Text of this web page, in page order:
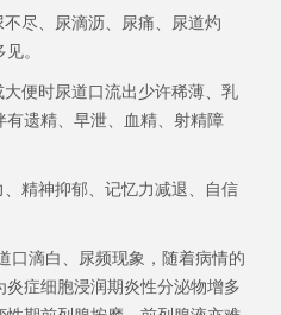
尽、尿滴沥、尿痛、尿道灼
。
便时尿道口流出少许稀薄、乳
遗精、早泄、血精、射精障
精神抑郁、记忆力减退、自信
口滴白、尿频现象，随着病情的
症细胞浸润期炎性分泌物增多